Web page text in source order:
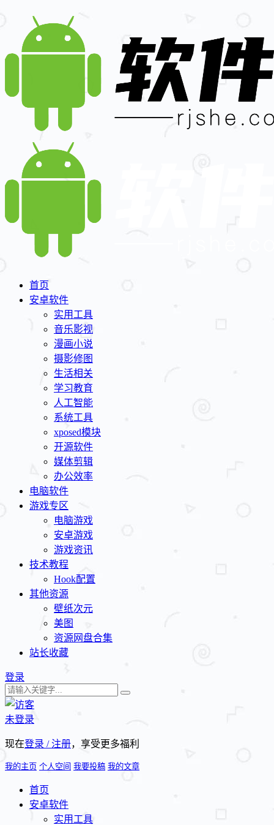
首页
安卓软件
实用工具
音乐影视
漫画小说
摄影修图
生活相关
学习教育
人工智能
系统工具
xposed模块
开源软件
媒体剪辑
办公效率
电脑软件
游戏专区
电脑游戏
安卓游戏
游戏资讯
技术教程
Hook配置
其他资源
壁纸次元
美图
资源网盘合集
站长收藏
登录
未登录
现在登录 / 注册，享受更多福利
我的主页 个人空间 我要投稿 我的文章
首页
安卓软件
实用工具